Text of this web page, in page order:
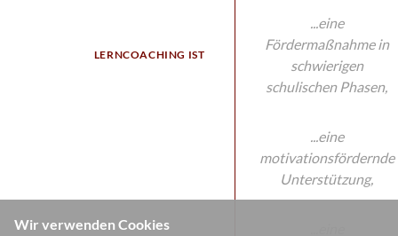
Wir verwenden Cookies
LERNCOACHING IST
...eine
Fördermaßnahme in
schwierigen
schulischen Phasen,
...eine
motivationsfördernde
Unterstützung,